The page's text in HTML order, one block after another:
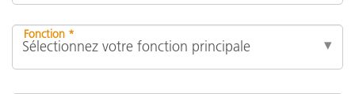
Fonction *